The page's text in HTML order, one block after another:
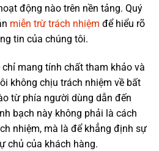
động nào trên nền tảng. Quý
miễn trừ trách nhiệm để hiểu rõ
tin của chúng tôi.
mang tính chất tham khảo và
không chịu trách nhiệm về bất
từ phía người dùng dẫn đến
bạch này không phải là cách
nhiệm, mà là để khẳng định sự
chủ của khách hàng.